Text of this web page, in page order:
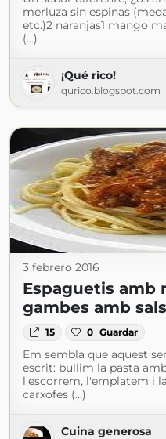
merluza sin espinas
etc.)2 naranjas1 mango
(...)
¡Qué rico!
qurico.blogspot.com
3 febrero 2016
Espaguetis amb
gambes amb
15 0 Guardar
Em sembla que aquest
escrit: bullim la pasta
l'escorrem, l'emplatem i
carxofes (...)
Cuina generosa